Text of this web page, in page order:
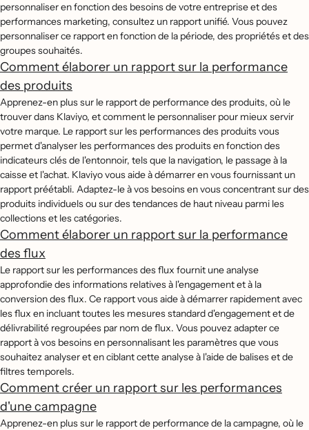
personnaliser en fonction des besoins de votre entreprise et des
performances marketing, consultez un rapport unifié. Vous pouvez
personnaliser ce rapport en fonction de la période, des propriétés et des
groupes souhaités.
Comment élaborer un rapport sur la performance
des produits
Apprenez-en plus sur le rapport de performance des produits, où le
trouver dans Klaviyo, et comment le personnaliser pour mieux servir
votre marque. Le rapport sur les performances des produits vous
permet d'analyser les performances des produits en fonction des
indicateurs clés de l'entonnoir, tels que la navigation, le passage à la
caisse et l'achat. Klaviyo vous aide à démarrer en vous fournissant un
rapport préétabli. Adaptez-le à vos besoins en vous concentrant sur des
produits individuels ou sur des tendances de haut niveau parmi les
collections et les catégories.
Comment élaborer un rapport sur la performance
des flux
Le rapport sur les performances des flux fournit une analyse
approfondie des informations relatives à l'engagement et à la
conversion des flux. Ce rapport vous aide à démarrer rapidement avec
les flux en incluant toutes les mesures standard d'engagement et de
délivrabilité regroupées par nom de flux. Vous pouvez adapter ce
rapport à vos besoins en personnalisant les paramètres que vous
souhaitez analyser et en ciblant cette analyse à l'aide de balises et de
filtres temporels.
Comment créer un rapport sur les performances
d'une campagne
Apprenez-en plus sur le rapport de performance de la campagne, où le